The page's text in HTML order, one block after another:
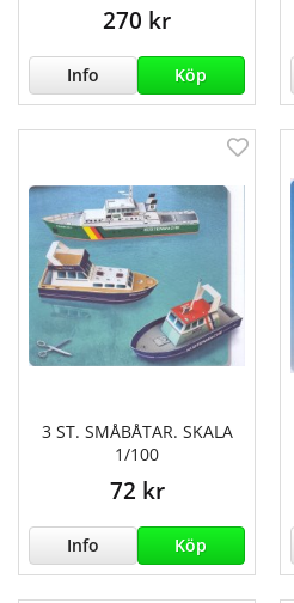
270 kr
Info Köp
3 ST. SMÅBÅTAR. SKALA
1/100
72 kr
Info Köp